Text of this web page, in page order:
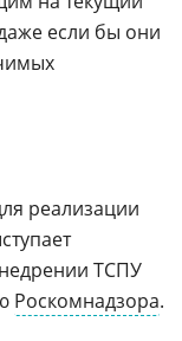
если бы они
реализации
ТСПУ
Роскомнадзора.